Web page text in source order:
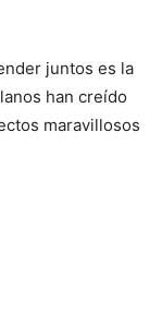
juntos es la
han creído
maravillosos